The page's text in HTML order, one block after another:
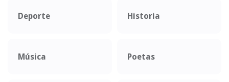
Deporte Historia
Música Poetas